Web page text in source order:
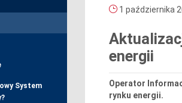
System
1 października
energii
Operator
rynku energii.